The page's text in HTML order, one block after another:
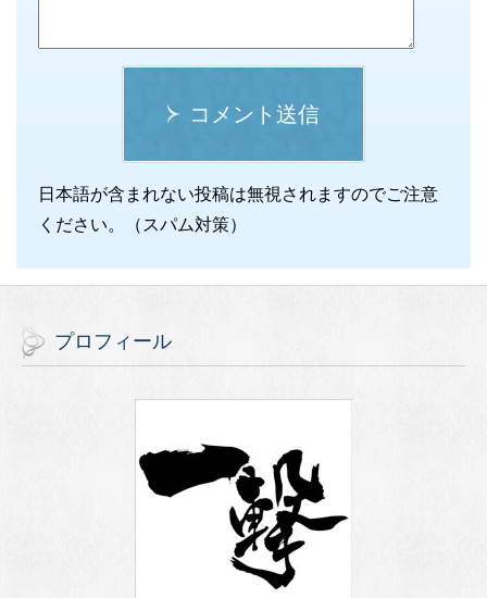
コメント送信
日本語が含まれない投稿は無視されますのでご注意
ください。（スパム対策）
プロフィール